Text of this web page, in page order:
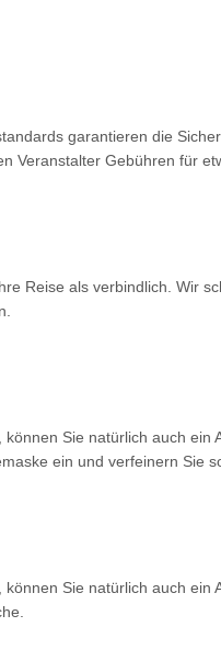
garantieren die
Gebühren für
Reise als verbindlich. Wir
Sie natürlich auch ein
ein und verfeinern Sie
Sie natürlich auch